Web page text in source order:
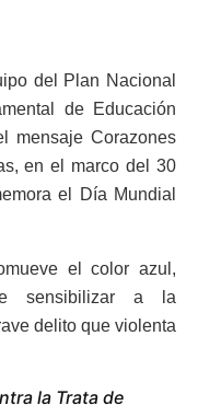
del Plan Nacional
de Educación
mensaje Corazones
en el marco del 30
el Día Mundial
el color azul,
sensibilizar a la
delito que violenta
la Trata de